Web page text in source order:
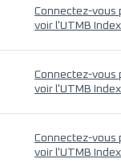
Connectez-vous
voir l'UTMB Index
Connectez-vous
voir l'UTMB Index
Connectez-vous
voir l'UTMB Index